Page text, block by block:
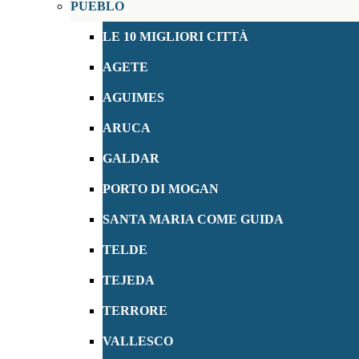
PUEBLO
LE 10 MIGLIORI CITTÀ
AGETE
AGUIMES
ARUCA
GALDAR
PORTO DI MOGAN
SANTA MARIA COME GUIDA
TELDE
TEJEDA
TERRORE
VALLESCO